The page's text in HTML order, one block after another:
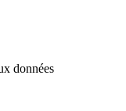
données